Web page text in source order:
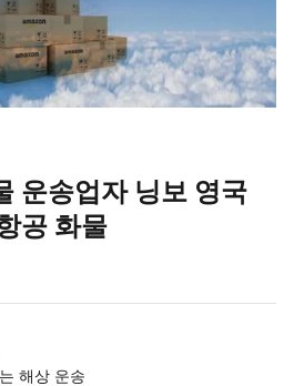
운송업자 닝보 영국
공 화물
해상 운송